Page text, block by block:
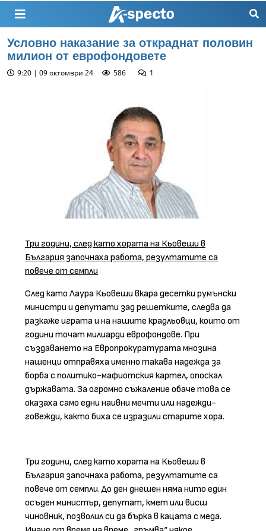
Условно наказание за откраднат половин
милион от еврофондовете
9:20 | 09 октомври 24 586 1
Три години, след като хората на Кьовеши в
България започнаха работа, резултатите са
повече от семпли
След като Лаура Кьовеши вкара десетки румънски
министри и депутати зад решетките, следва да
разкаже играта и на нашите крадльовци, които от
години точат милиарди еврофондове. При
създаването на Европрокуратурата мнозина
нашенци отправяха именно такава надежда за
борба с политико-мафиотския картел, опоскал
държавата. За огромно съжаление обаче това се
оказаха само едни наивни мечти или надежди-
говежди, както биха се изразили старите хора.
Три години, след като хората на Кьовеши в
България започнаха работа, резултатите са
повече от семпли. До ден днешен няма нито един
осъден министър, депутат, кмет или висш
чиновник, позволил си да бърка в кацата с меда.